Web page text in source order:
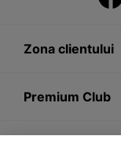
Zona clientului
Premium Club